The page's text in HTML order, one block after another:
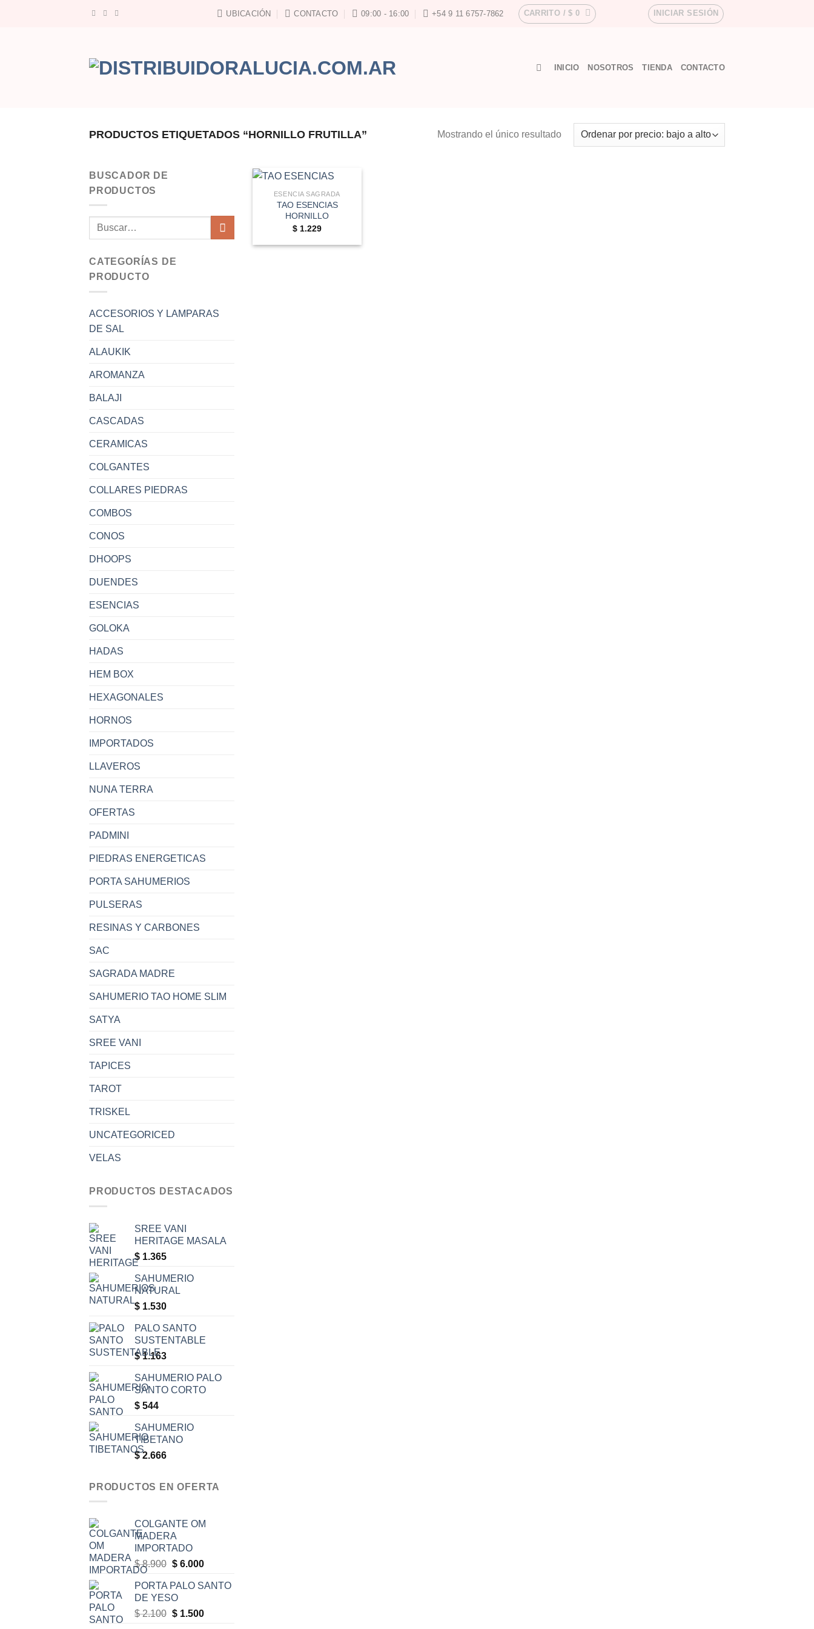
UBICACIÓN CONTACTO 09:00 - 16:00 +54 9 11 6757-7862 CARRITO /$ 0 INICIAR SESIÓN
INICIO NOSOTROS TIENDA CONTACTO
PRODUCTOS ETIQUETADOS “HORNILLO FRUTILLA” Mostrando el único resultado
BUSCADOR DE
PRODUCTOS
Buscar
CATEGORÍAS DE
PRODUCTO
ACCESORIOS Y LAMPARAS
DE SAL
ALAUKIK
AROMANZA
BALAJI
CASCADAS
CERAMICAS
COLGANTES
COLLARES PIEDRAS
COMBOS
CONOS
DHOOPS
DUENDES
ESENCIAS
GOLOKA
HADAS
HEM BOX
HEXAGONALES
HORNOS
IMPORTADOS
LLAVEROS
NUNA TERRA
OFERTAS
PADMINI
PIEDRAS ENERGETICAS
PORTA SAHUMERIOS
PULSERAS
RESINAS Y CARBONES
SAC
SAGRADA MADRE
SAHUMERIO TAO HOME SLIM
SATYA
SREE VANI
TAPICES
TAROT
TRISKEL
UNCATEGORICED
VELAS
PRODUCTOS DESTACADOS
SREE VANI
HERITAGE MASALA
$ 1.365
SAHUMERIO
NATURAL
$ 1.530
PALO SANTO
SUSTENTABLE
$1.163
SAHUMERIO PALO
SANTO CORTO
$ 544
SAHUMERIO
TIBETANO
$2.666
PRODUCTOS EN OFERTA
COLGANTE OM
MADERA
IMPORTADO
$8.900 Original
was:
$ 8.900.
$6.000Current
is:
PORTA PALO SANTO
DE YESO
$2.100 Original
$1.500Current
ESENCIA SAGRADA
TAO ESENCIAS
HORNILLO
$ 1.229